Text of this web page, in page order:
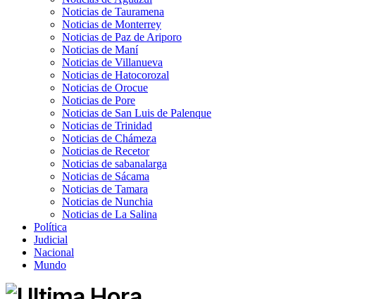
Noticias de Tauramena
Noticias de Monterrey
Noticias de Paz de Ariporo
Noticias de Maní
Noticias de Villanueva
Noticias de Hatocorozal
Noticias de Orocue
Noticias de Pore
Noticias de San Luis de Palenque
Noticias de Trinidad
Noticias de Chámeza
Noticias de Recetor
Noticias de sabanalarga
Noticias de Sácama
Noticias de Tamara
Noticias de Nunchia
Noticias de La Salina
Política
Judicial
Nacional
Mundo